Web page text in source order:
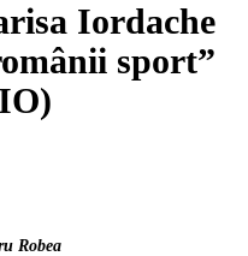
Iordache
sport”
Robea